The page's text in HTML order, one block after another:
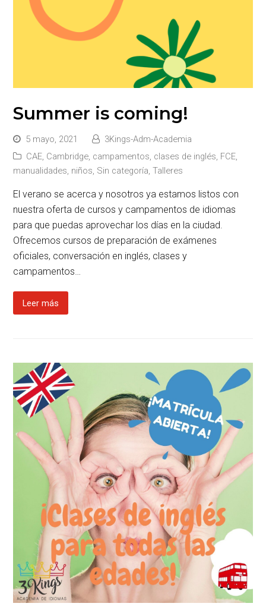
Summer is coming!
5 mayo, 2021
3Kings-Adm-Academia
CAE Cambridge campamentos clases de inglés FCE
manualidades niños Sin categoría ,Talleres
El verano se acerca y nosotros ya estamos listos con
nuestra oferta de cursos y campamentos de idiomas
para que puedas aprovechar los días en la ciudad.
Ofrecemos cursos de preparación de exámenes
oficiales, conversación en inglés, clases y
campamentos…
Leer más